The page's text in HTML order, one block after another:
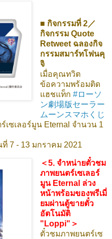
■ กิจกรรมที่ 2／
กิจกรรม Quote
Retweet ฉลองกิจ
กรรมสมาร์ทโฟนคุ
จิ
เมื่อคุณทวิต
ข้อความพร้อมติด
แฮชแท็ก #ローソ
ン劇場版セーラー
ムーンスマホくじ
ซเลอร์มูน Eternal จำนวน 1
7 - 13 มกราคม 2021
＜5. จำหน่ายตั๋วชม
ภาพยนตร์เซเลอร์
มูน Eternal ล่วง
หน้าพร้อมของพรีเมี่
ยมผ่านตู้ขายตั๋ว
อัตโนมัติ
"Loppi"＞
ตั๋วชมภาพยนตร์เซ